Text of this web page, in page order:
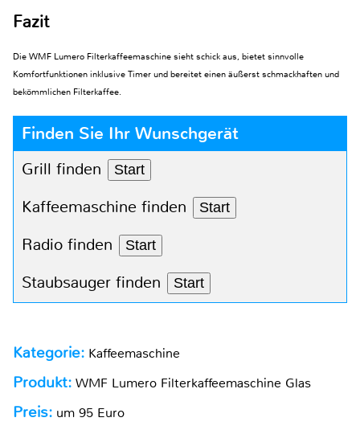
Fazit
Die WMF Lumero Filterkaffeemaschine sieht schick aus, bietet sinnvolle
Komfortfunktionen inklusive Timer und bereitet einen äußerst schmackhaften und
bekömmlichen Filterkaffee.
Finden Sie Ihr Wunschgerät
Grill finden Start
Kaffeemaschine finden Start
Radio finden Start
Staubsauger finden Start
Kategorie: Kaffeemaschine
Produkt: WMF Lumero Filterkaffeemaschine Glas
Preis: um 95 Euro